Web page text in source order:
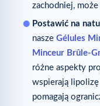
zachodniej,
Postawić na
nasze Gélules
Minceur Brûle-
różne aspekty
wspierają lipolizę
pomagają